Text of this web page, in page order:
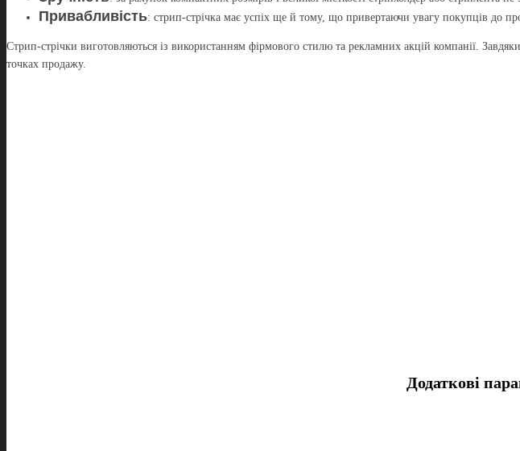
Привабливість: стрип-стрічка має успіх ще й тому, що привертаючи увагу покупців до
Стрип-стрічки виготовляються із використанням фірмового стилю та рекламних акцій компанії.
точках продажу.
Додаткові